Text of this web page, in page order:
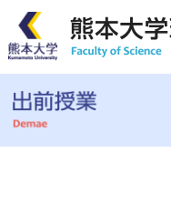
ホーム
教員一覧